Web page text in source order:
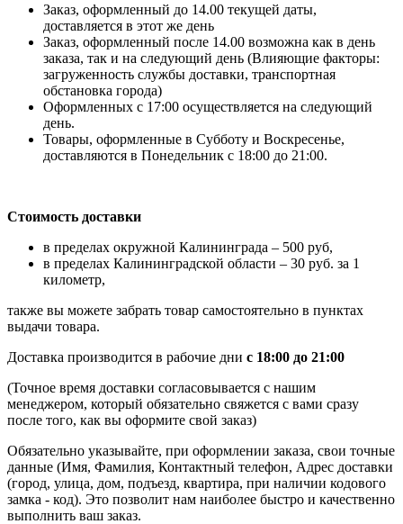
Заказ, оформленный до 14.00 текущей даты,
доставляется в этот же день
Заказ, оформленный после 14.00 возможна как в день
заказа, так и на следующий день (Влияющие факторы:
загруженность службы доставки, транспортная
обстановка города)
Оформленных с 17:00 осуществляется на следующий
день.
Товары, оформленные в Субботу и Воскресенье,
доставляются в Понедельник с 18:00 до 21:00.
Стоимость доставки
в пределах окружной Калининграда – 500 руб,
в пределах Калининградской области – 30 руб. за 1
километр,
также вы можете забрать товар самостоятельно в пунктах
выдачи товара.
Доставка производится в рабочие дни с 18:00 до 21:00
(Точное время доставки согласовывается с нашим
менеджером, который обязательно свяжется с вами сразу
после того, как вы оформите свой заказ)
Обязательно указывайте, при оформлении заказа, свои точные
данные (Имя, Фамилия, Контактный телефон, Адрес доставки
(город, улица, дом, подъезд, квартира, при наличии кодового
замка - код). Это позволит нам наиболее быстро и качественно
выполнить ваш заказ.